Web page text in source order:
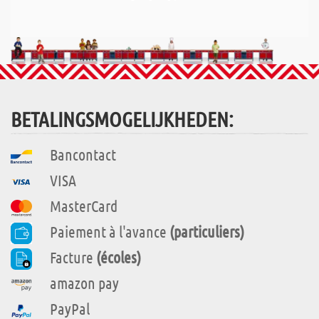
BETALINGSMOGELIJKHEDEN:
Bancontact
VISA
MasterCard
Paiement à l'avance (particuliers)
Facture (écoles)
amazon pay
PayPal